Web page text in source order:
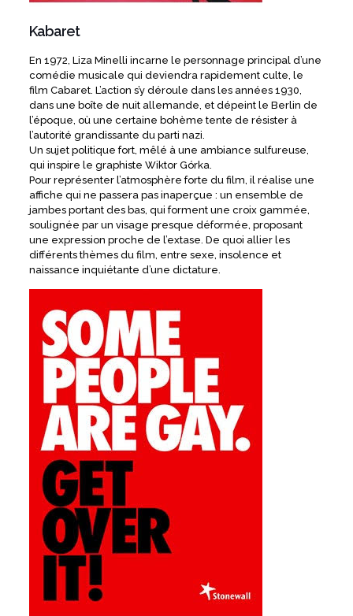
Kabaret
En 1972, Liza Minelli incarne le personnage principal d’une
comédie musicale qui deviendra rapidement culte, le
film Cabaret. L’action s’y déroule dans les années 1930,
dans une boîte de nuit allemande, et dépeint le Berlin de
l’époque, où une certaine bohème tente de résister à
l’autorité grandissante du parti nazi.
Un sujet politique fort, mêlé à une ambiance sulfureuse,
qui inspire le graphiste Wiktor Górka.
Pour représenter l’atmosphère forte du film, il réalise une
affiche qui ne passera pas inaperçue : un ensemble de
jambes portant des bas, qui forment une croix gammée,
soulignée par un visage presque déformée, proposant
une expression proche de l’extase. De quoi allier les
différents thèmes du film, entre sexe, insolence et
naissance inquiétante d’une dictature.